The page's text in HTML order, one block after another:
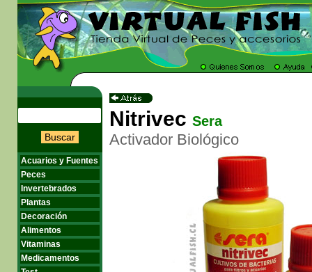
Buscar
Acuarios y Fuentes
Peces
Invertebrados
Plantas
Decoración
Alimentos
Vitaminas
Medicamentos
Nitrivec Sera
Activador Biológico